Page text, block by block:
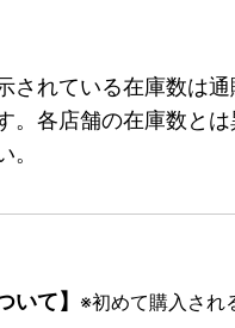
されている在庫数は
。各店舗の在庫数と
。
いて】 ※初めて購入され